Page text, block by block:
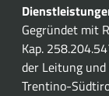
Gegründet mit
Kap.
der Leitung
Trentino-